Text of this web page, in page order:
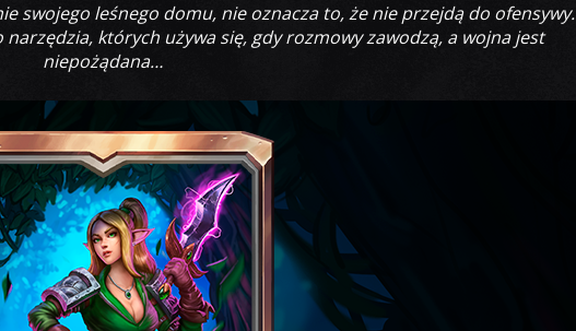
swojego leśnego domu, nie oznacza to, że nie przejdą do ofensywy.
narzędzia, których używa się, gdy rozmowy zawodzą, a wojna jest
niepożądana…